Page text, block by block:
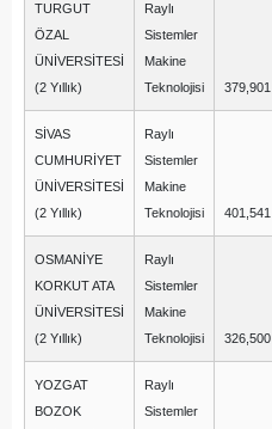
TURGUT
ÖZAL
ÜNİVERSİTESİ
(2 Yıllık)
Raylı
Sistemler
Makine
Teknolojisi
379,901
SİVAS
CUMHURİYET
ÜNİVERSİTESİ
(2 Yıllık)
Raylı
Sistemler
Makine
Teknolojisi
401,541
OSMANİYE
KORKUT ATA
ÜNİVERSİTESİ
(2 Yıllık)
Raylı
Sistemler
Makine
Teknolojisi
326,500
YOZGAT
BOZOK
Raylı
Sistemler